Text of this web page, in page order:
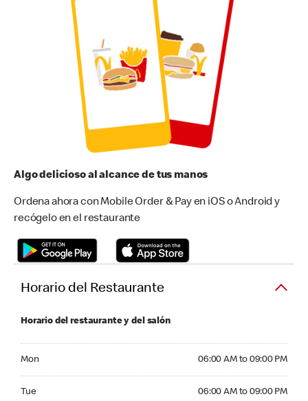
Algo delicioso al alcance de tus manos
Ordena ahora con Mobile Order & Pay en iOS o Android y
recógelo en el restaurante
Horario del Restaurante
Horario del restaurante y del salón
Mon 06:00 AM to 09:00 PM
Tue 06:00 AM to 09:00 PM